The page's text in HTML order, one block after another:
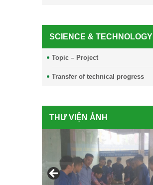
SCIENCE & TECHNOLOGY
Topic – Project
Transfer of technical progress
THƯ VIỆN ẢNH